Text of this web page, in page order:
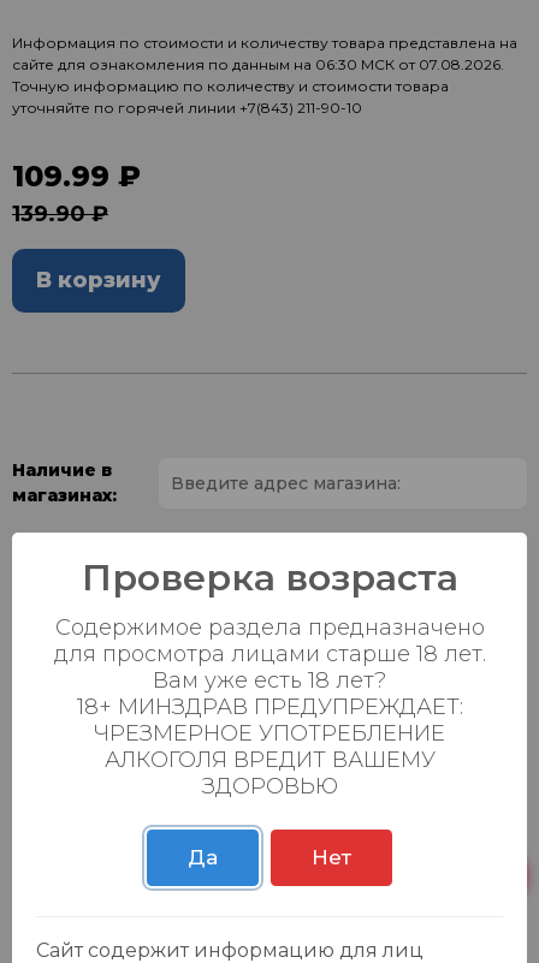
Информация по стоимости и количеству товара представлена на
сайте для ознакомления по данным на 06:30 МСК от 07.08.2026.
Точную информацию по количеству и стоимости товара
уточняйте по горячей линии +7(843) 211-90-10
109.99 ₽
139.90 ₽
В корзину
Наличие в
магазинах:
Ваш город:
Батыршина 20Б
23:00
8 шт.
Магистральная 22д
Пн-Вс с 08:00 до
23:00
Осиновская 2В,
Пестрецы
Пн-Вс с 09:00 до
23:00
0 шт.
23:00
Проверка возраста
Содержимое раздела предназначено
для просмотра лицами старше 18 лет.
Вам уже есть 18 лет?
18+ МИНЗДРАВ ПРЕДУПРЕЖДАЕТ:
ЧРЕЗМЕРНОЕ УПОТРЕБЛЕНИЕ
АЛКОГОЛЯ ВРЕДИТ ВАШЕМУ
ЗДОРОВЬЮ
Да Нет
Сайт содержит информацию для лиц